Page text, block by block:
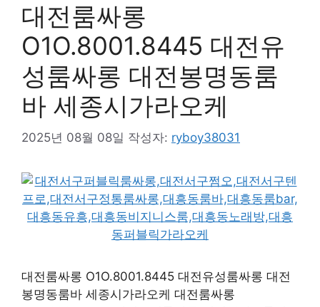
대전룸싸롱
O1O.8001.8445 대전유
성룸싸롱 대전봉명동룸
바 세종시가라오케
2025년 08월 08일 작성자: ryboy38031
대전룸싸롱 O1O.8001.8445 대전유성룸싸롱 대전
봉명동룸바 세종시가라오케 대전룸싸롱